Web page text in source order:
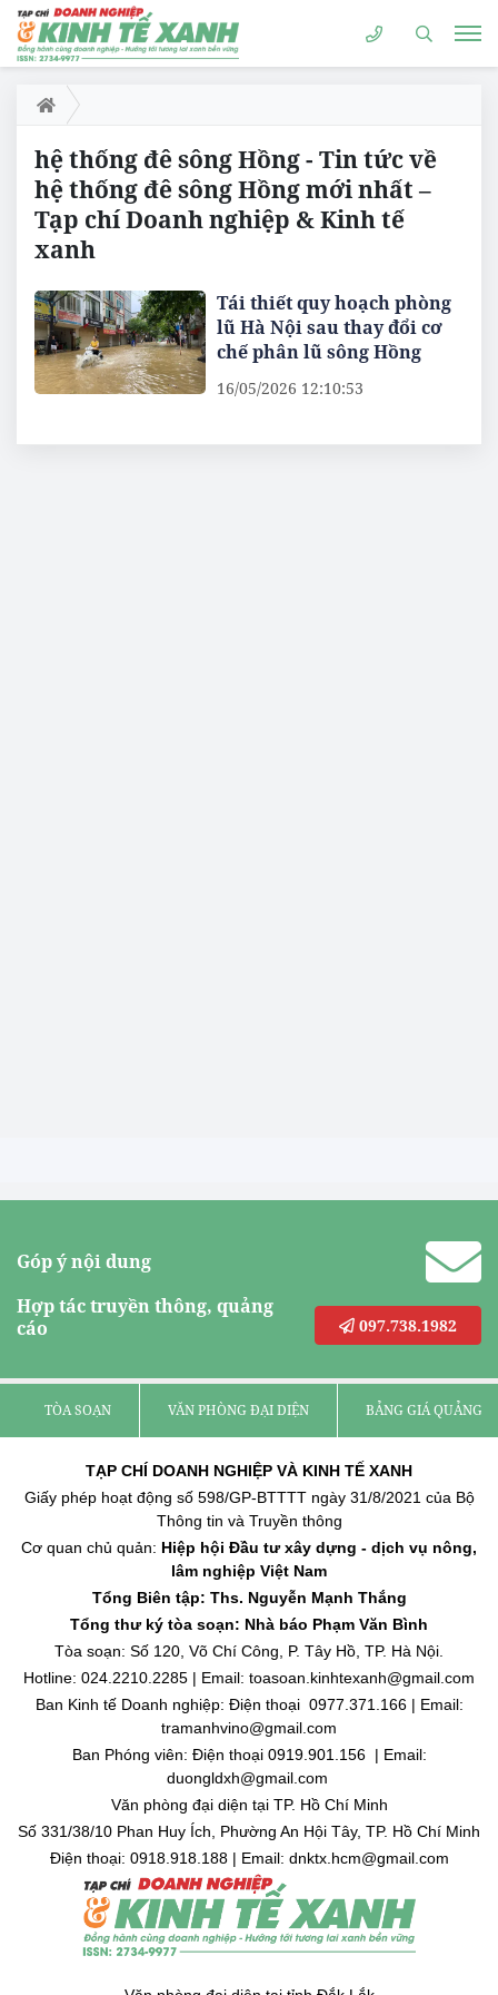
hệ thống đê sông Hồng - Tin tức về
hệ thống đê sông Hồng mới nhất –
Tạp chí Doanh nghiệp & Kinh tế
xanh
Tái thiết quy hoạch phòng
lũ Hà Nội sau thay đổi cơ
chế phân lũ sông Hồng
16/05/2026 12:10:53
Góp ý nội dung
Hợp tác truyền thông, quảng
cáo
097.738.1982
TÒA SOẠN VĂN PHÒNG ĐẠI DIỆN BẢNG GIÁ QUẢNG
TẠP CHÍ DOANH NGHIỆP VÀ KINH TẾ XANH
Giấy phép hoạt động số 598/GP-BTTTT ngày 31/8/2021 của Bộ
Thông tin và Truyền thông
Cơ quan chủ quản: Hiệp hội Đầu tư xây dựng - dịch vụ nông,
lâm nghiệp Việt Nam
Tổng Biên tập: Ths. Nguyễn Mạnh Thắng
Tổng thư ký tòa soạn: Nhà báo Phạm Văn Bình
Tòa soạn: Số 120, Võ Chí Công, P. Tây Hồ, TP. Hà Nội.
Hotline: 024.2210.2285 | Email: toasoan.kinhtexanh@gmail.com
Ban Kinh tế Doanh nghiệp: Điện thoại 0977.371.166 | Email:
tramanhvino@gmail.com
Ban Phóng viên: Điện thoại 0919.901.156 | Email:
duongldxh@gmail.com
Văn phòng đại diện tại TP. Hồ Chí Minh
Số 331/38/10 Phan Huy Ích, Phường An Hội Tây, TP. Hồ Chí Minh
Điện thoại: 0918.918.188 | Email: dnktx.hcm@gmail.com